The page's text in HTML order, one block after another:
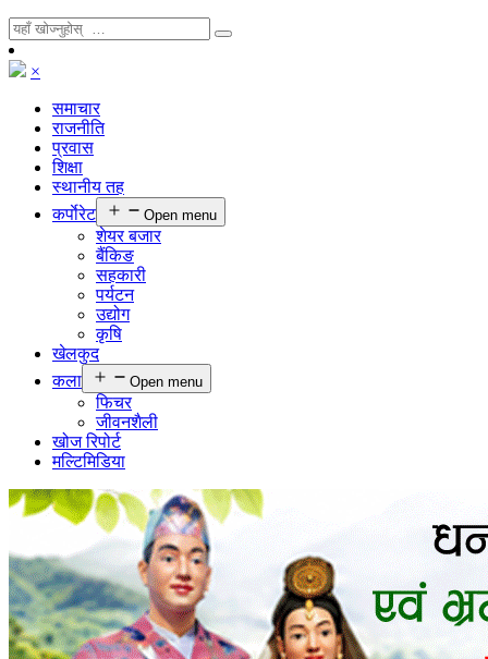
×
समाचार
राजनीति
प्रवास
शिक्षा
स्थानीय तह
कर्पाेरेट
Open menu
शेयर बजार
बैंकिङ
सहकारी
पर्यटन
उद्योग
कृषि
खेलकुद
कला
Open menu
फिचर
जीवनशैली
खोज रिपोर्ट
मल्टिमिडिया